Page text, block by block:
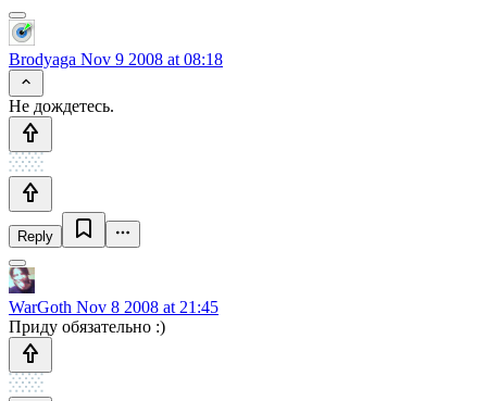
Brodyaga Nov 9 2008 at 08:18
Не дождетесь.
Reply
WarGoth Nov 8 2008 at 21:45
Приду обязательно :)